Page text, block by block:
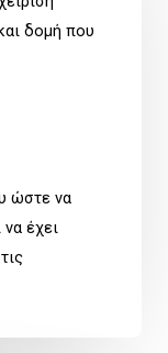
δομή που
ώστε να
έχει